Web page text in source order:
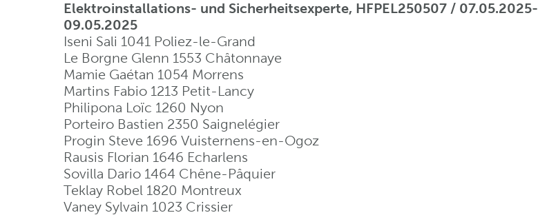
Elektroinstallations- und Sicherheitsexperte, HFPEL250507 / 07.05.2025-
09.05.2025
Iseni Sali 1041 Poliez-le-Grand
Le Borgne Glenn 1553 Châtonnaye
Mamie Gaétan 1054 Morrens
Martins Fabio 1213 Petit-Lancy
Philipona Loïc 1260 Nyon
Porteiro Bastien 2350 Saignelégier
Progin Steve 1696 Vuisternens-en-Ogoz
Rausis Florian 1646 Echarlens
Sovilla Dario 1464 Chêne-Pâquier
Teklay Robel 1820 Montreux
Vaney Sylvain 1023 Crissier